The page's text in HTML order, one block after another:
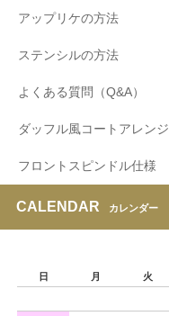
アップリケの方法
ステンシルの方法
よくある質問（Q&A）
ダッフル風コートアレンジ
フロントスピンドル仕様
CALENDAR カレンダー
日
月 火